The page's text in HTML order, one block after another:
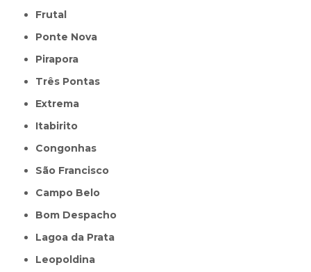
Frutal
Ponte Nova
Pirapora
Três Pontas
Extrema
Itabirito
Congonhas
São Francisco
Campo Belo
Bom Despacho
Lagoa da Prata
Leopoldina